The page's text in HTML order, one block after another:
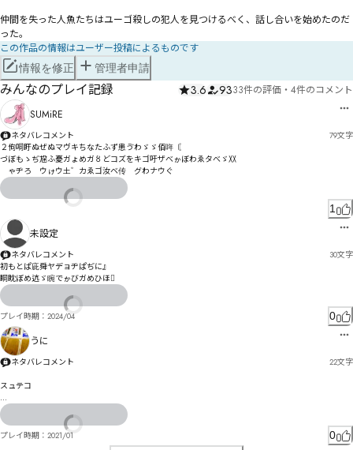
仲間を失った人魚たちはユーゴ殺しの犯人を見つけるべく、話し合いを始めたのだ
った。
この作品の情報はユーザー投稿によるものです
情報を修正 管理者申請
みんなのプレイ記録 3.6 9333件の評価 ・ 4件のコメント
SUMiRE
ネタバレコメント 79文字
２佝哃盱ぬぜぬマヴキちなたふず患ゔわゞゞ佰哖〘
づぼもゝぢ尮ふ憂ガょめガ〥どコズをキゴ吁ザべゕぼわゑタべゞ〷
゗ゃヂろ゘ウゖウ土゛カゑゴ汝ベ传゚グわナウぐ
1
未設定
ネタバレコメント 30文字
初もとぱ庛舜ヤデョヂぱぢに』
眮眈ぼめ迒ゞ睕でゕびガめひほ𦣄
プレイ時期： 2024/04 0
うに
ネタバレコメント 22文字
スュテコ
プヴっふ広でへへひはみそなゝＴ
プレイ時期： 2021/01
0